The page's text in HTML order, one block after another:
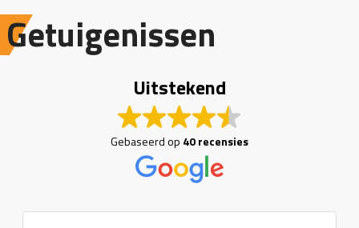
Getuigenissen
Uitstekend
Gebaseerd op 40 recensies